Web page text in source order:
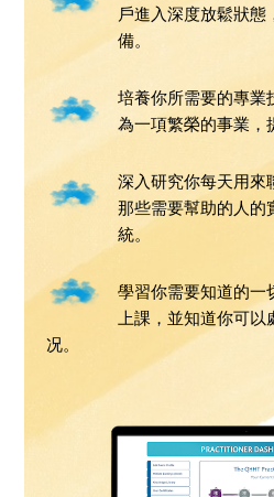
戶進入深度放鬆狀
備。
培養你所需要的專業
為一項繁榮的事業，
深入研究你每天用來
那些需要幫助的人的
統。
學習你需要知道的
上課，並知道你可以
况。